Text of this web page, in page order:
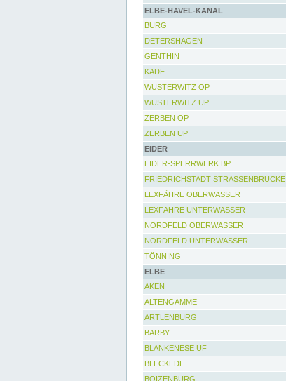
ELBE-HAVEL-KANAL
BURG
DETERSHAGEN
GENTHIN
KADE
WUSTERWITZ OP
WUSTERWITZ UP
ZERBEN OP
ZERBEN UP
EIDER
EIDER-SPERRWERK BP
FRIEDRICHSTADT STRASSENBRÜCKE
LEXFÄHRE OBERWASSER
LEXFÄHRE UNTERWASSER
NORDFELD OBERWASSER
NORDFELD UNTERWASSER
TÖNNING
ELBE
AKEN
ALTENGAMME
ARTLENBURG
BARBY
BLANKENESE UF
BLECKEDE
BOIZENBURG